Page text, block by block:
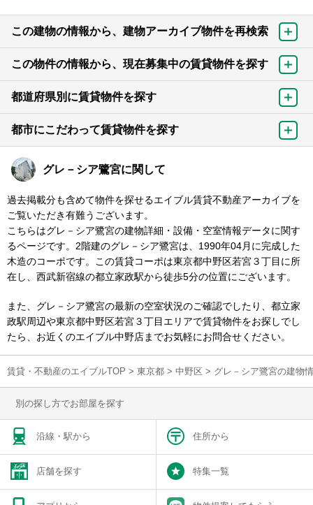
この建物の情報から、建物アーカイブ物件を再検索
この物件の情報から、現在募集中の賃貸物件を探す
都道府県別に賃貸物件を探す
都市にこだわって賃貸物件を探す
グレ－シア鷺宮に関して
過去掲載分も含めて物件を探せるエイブル賃貸不動産アーカイブを
ご覧いただき有難うございます。
こちらはグレ－シア鷺宮の建物詳細・設備・空室情報データに関す
るページです。2階建のグレ－シア鷺宮は、1990年04月に完成した
木造のコーポです。この賃貸コーポは東京都中野区若宮３丁目に所
在し、西武新宿線の都立家政駅から徒歩5分の位置にございます。
また、グレ－シア鷺宮の最新の空室状況のご確認でしたり、都立家
政駅周辺や東京都中野区若宮３丁目エリアで賃貸物件をお探しでし
たら、お近くのエイブル中野店までお気軽にお問合せください。
賃貸・不動産のエイブルTOP > 東京都 > 中野区 > グレ－シア鷺宮の建物
別の探し方でお部屋を探す
沿線・駅から 住所から
店舗を探す 特集一覧